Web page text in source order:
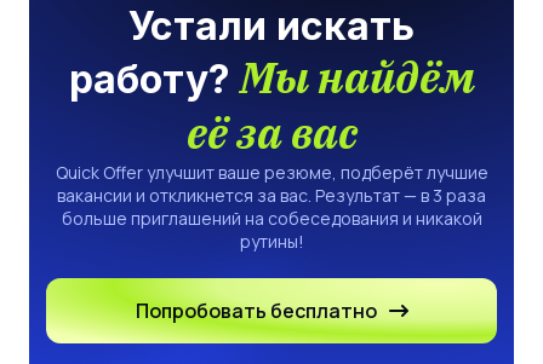
Устали искать
работу?Мы найдём
её за вас
Quick Offer улучшит ваше резюме, подберёт лучшие
вакансии и откликнется за вас. Результат — в 3 раза
больше приглашений на собеседования и никакой
рутины!
Попробовать бесплатно